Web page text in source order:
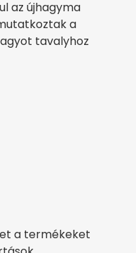
az újhagyma
a
tavalyhoz
a termékeket